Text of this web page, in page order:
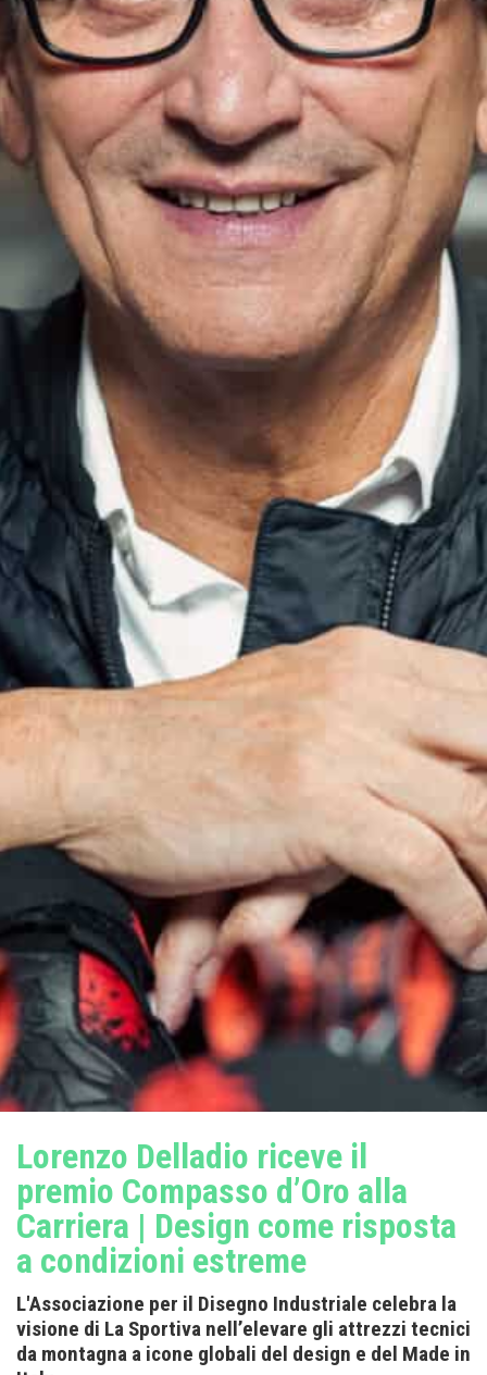
Lorenzo Delladio riceve il
premio Compasso d’Oro alla
Carriera | Design come risposta
a condizioni estreme
L'Associazione per il Disegno Industriale celebra la
visione di La Sportiva nell’elevare gli attrezzi tecnici
da montagna a icone globali del design e del Made in